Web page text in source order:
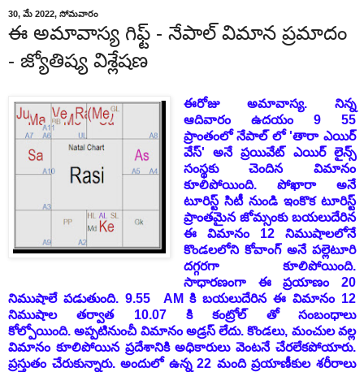
30, మే 2022, సోమవారం
ఈ అమావాస్య గిఫ్ట్ - నేపాల్ విమాన ప్రమాదం
- జ్యోతిష్య విశ్లేషణ
ఈరోజు అమావాస్య. నిన్న
ఆదివారం ఉదయం 9 55
ప్రాంతంలో నేపాల్ లో 'తారా ఎయిర్
వేస్' అనే ప్రయివేట్ ఎయిర్ లైన్స్
సంస్థకు చెందిన విమానం
కూలిపోయింది. పోఖారా అనే
టూరిస్ట్ సిటీ నుండి ఇంకొక టూరిస్ట్
ప్రాంతమైన జోమ్సంకు బయలుదేరిన
ఈ విమానం 12 నిముషాలలోనే
కొండలలోని కోవాంగ్ అనే పల్లెటూరి
దగ్గరగా కూలిపోయింది.
సాధారణంగా ఈ ప్రయాణం 20
నిముషాలే పడుతుంది. 9.55 AM కి బయలుదేరిన ఈ విమానం 12
నిముషాల తర్వాత 10.07 కి కంట్రోల్ తో సంబంధాలు
కోల్పోయింది. అప్పటినుంచీ విమానం అడ్రస్ లేదు. కొండలు, మంచుల వల్ల
విమానం కూలిపోయిన ప్రదేశానికి అధికారులు వెంటనే చేరలేకపోయారు.
ప్రస్తుతం చేరుకున్నారు. అందులో ఉన్న 22 మంది ప్రయాణీకుల శరీరాలు